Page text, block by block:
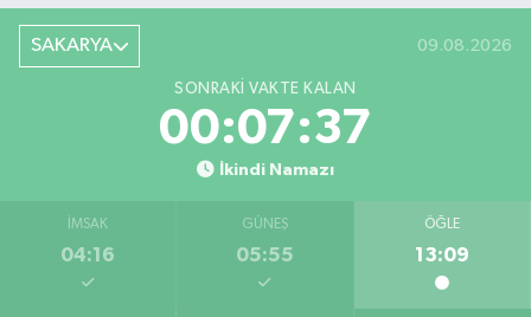
SAKARYA 09.08.2026
SONRAKI VAKTE KALAN
00:07:37
İkindi Namazı
İMSAK
04:16
GÜNEŞ
05:55
ÖĞLE
13:09